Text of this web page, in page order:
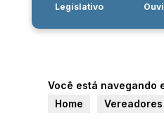
Legislativo
Você está navegando
Home
Vereadores